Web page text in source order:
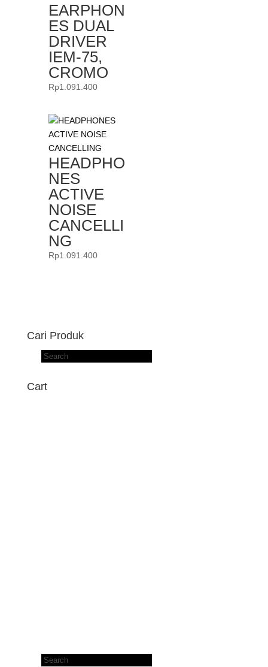
EARPHON
ES DUAL
DRIVER
IEM-75,
CROMO
Rp1.091.400
HEADPHO
NES
ACTIVE
NOISE
CANCELLI
NG
Rp1.091.400
Cari Produk
Products
Cart
Products